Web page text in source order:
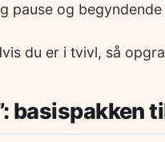
pause og
du er i tvivl, så
basispakken